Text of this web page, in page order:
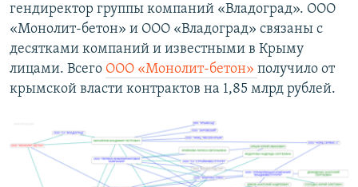
гендиректор группы компаний «Владоград». ООО
«Монолит-бетон» и ООО «Владоград» связаны с
десятками компаний и известными в Крыму
лицами. Всего ООО «Монолит-бетон» получило от
крымской власти контрактов на 1,85 млрд рублей.